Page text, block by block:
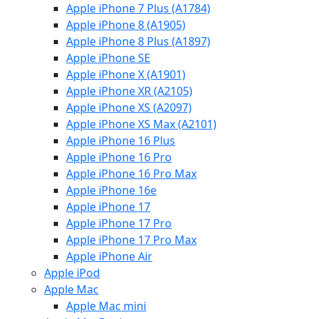
Apple iPhone 7 Plus (A1784)
Apple iPhone 8 (A1905)
Apple iPhone 8 Plus (A1897)
Apple iPhone SE
Apple iPhone X (A1901)
Apple iPhone XR (A2105)
Apple iPhone XS (A2097)
Apple iPhone XS Max (A2101)
Apple iPhone 16 Plus
Apple iPhone 16 Pro
Apple iPhone 16 Pro Max
Apple iPhone 16e
Apple iPhone 17
Apple iPhone 17 Pro
Apple iPhone 17 Pro Max
Apple iPhone Air
Apple iPod
Apple Mac
Apple Mac mini